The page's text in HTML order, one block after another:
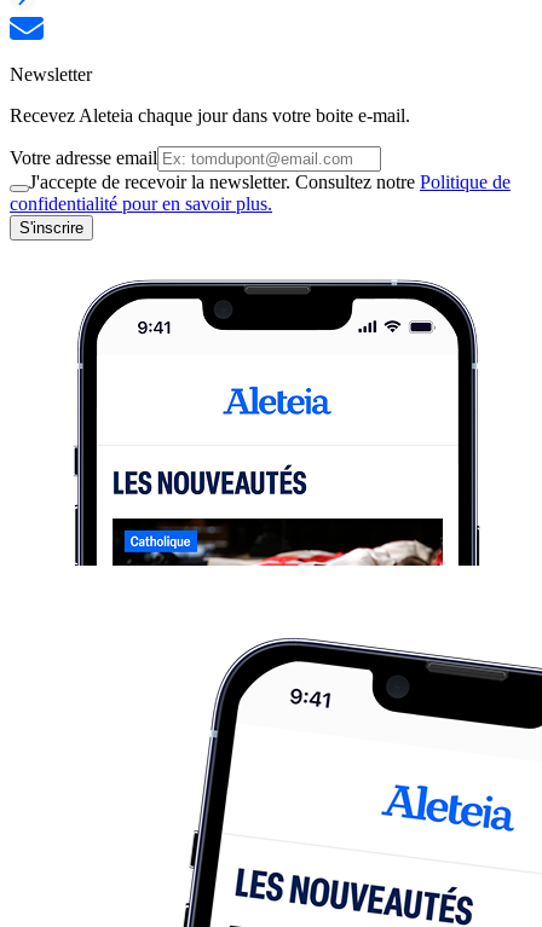
Newsletter
Recevez Aleteia chaque jour dans votre boite e-mail.
Votre adresse email
J'accepte de recevoir la newsletter. Consultez notre Politique de
confidentialité pour en savoir plus.
S'inscrire